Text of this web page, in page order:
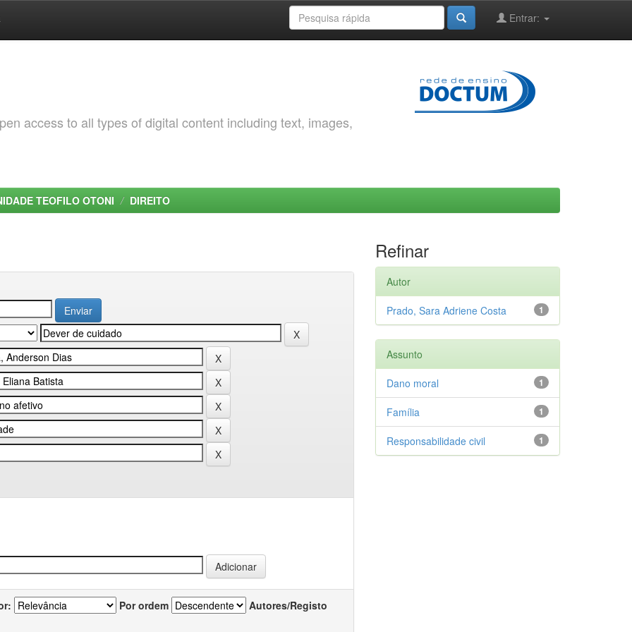
Entrar:
access to all types of digital content including text, images,
TEOFILO OTONI DIREITO
Por ordem Autores/Registo
Refinar
Autor
1
Prado, Sara Adriene Costa
Assunto
1
Dano moral
1
Família
1
Responsabilidade civil